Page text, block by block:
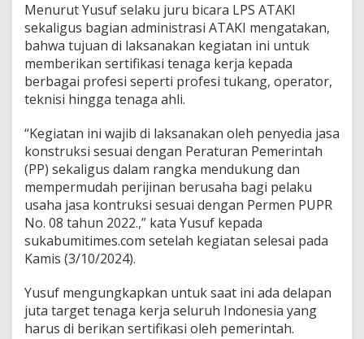
d
a
r
i
L
P
S
T
A
K
I
Menurut Yusuf selaku juru bicara LPS ATAKI
sekaligus bagian administrasi ATAKI mengatakan,
bahwa tujuan di laksanakan kegiatan ini untuk
memberikan sertifikasi tenaga kerja kepada
berbagai profesi seperti profesi tukang, operator,
teknisi hingga tenaga ahli.
“Kegiatan ini wajib di laksanakan oleh penyedia jasa
konstruksi sesuai dengan Peraturan Pemerintah
(PP) sekaligus dalam rangka mendukung dan
mempermudah perijinan berusaha bagi pelaku
usaha jasa kontruksi sesuai dengan Permen PUPR
No. 08 tahun 2022.,” kata Yusuf kepada
sukabumitimes.com setelah kegiatan selesai pada
Kamis (3/10/2024).
Yusuf mengungkapkan untuk saat ini ada delapan
juta target tenaga kerja seluruh Indonesia yang
harus di berikan sertifikasi oleh pemerintah.